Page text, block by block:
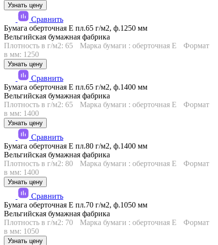
Узнать цену
Сравнить
Бумага оберточная Е пл.65 г/м2, ф.1250 мм
Вельгийская бумажная фабрика
Плотность в г/м2: 65
Марка бумаги : оберточная Е
Формат
в мм: 1250
Узнать цену
Сравнить
Бумага оберточная Е пл.65 г/м2, ф.1400 мм
Вельгийская бумажная фабрика
Плотность в г/м2: 65
Марка бумаги : оберточная Е
Формат
в мм: 1400
Узнать цену
Сравнить
Бумага оберточная Е пл.80 г/м2, ф.1400 мм
Вельгийская бумажная фабрика
Плотность в г/м2: 80
Марка бумаги : оберточная Е
Формат
в мм: 1400
Узнать цену
Сравнить
Бумага оберточная Е пл.70 г/м2, ф.1050 мм
Вельгийская бумажная фабрика
Плотность в г/м2: 70
Марка бумаги : оберточная Е
Формат
в мм: 1050
Узнать цену